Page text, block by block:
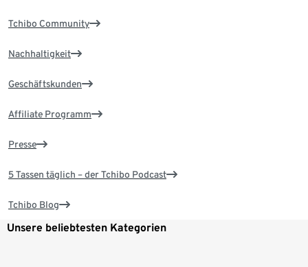
Tchibo Community
Nachhaltigkeit
Geschäftskunden
Affiliate Programm
Presse
5 Tassen täglich – der Tchibo Podcast
Tchibo Blog
Unsere beliebtesten Kategorien